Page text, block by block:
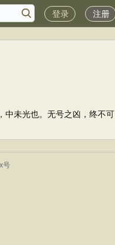
登录 注册
未光也。无号之凶，终不可
号